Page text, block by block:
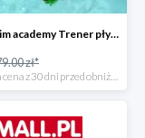
Freds swim academy Trener pływania
zł*